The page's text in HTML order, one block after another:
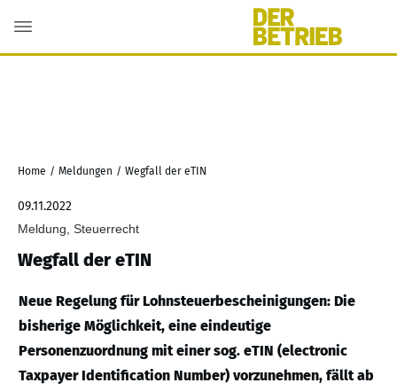
Home / Meldungen / Wegfall der eTIN
09.11.2022
Meldung, Steuerrecht
Wegfall der eTIN
Neue Regelung für Lohnsteuerbescheinigungen: Die
bisherige Möglichkeit, eine eindeutige
Personenzuordnung mit einer sog. eTIN (electronic
Taxpayer Identification Number) vorzunehmen, fällt ab